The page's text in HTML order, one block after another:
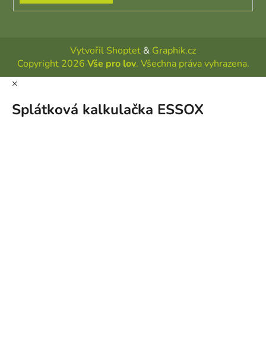
Vytvořil Shoptet & Graphik.cz
Copyright 2026 Vše pro lov. Všechna práva vyhrazena.
×
Splátková kalkulačka ESSOX